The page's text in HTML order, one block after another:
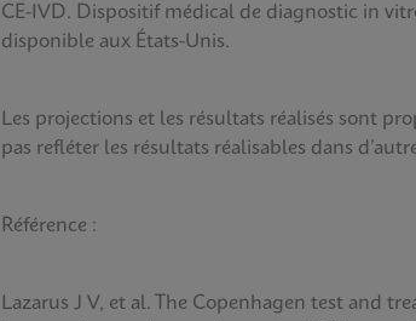
CE-IVD. Dispositif médical de diagnostic in
disponible aux États-Unis.
Les projections et les résultats réalisés sont
pas refléter les résultats réalisables dans
Référence :
Lazarus J V, et al. The Copenhagen test and